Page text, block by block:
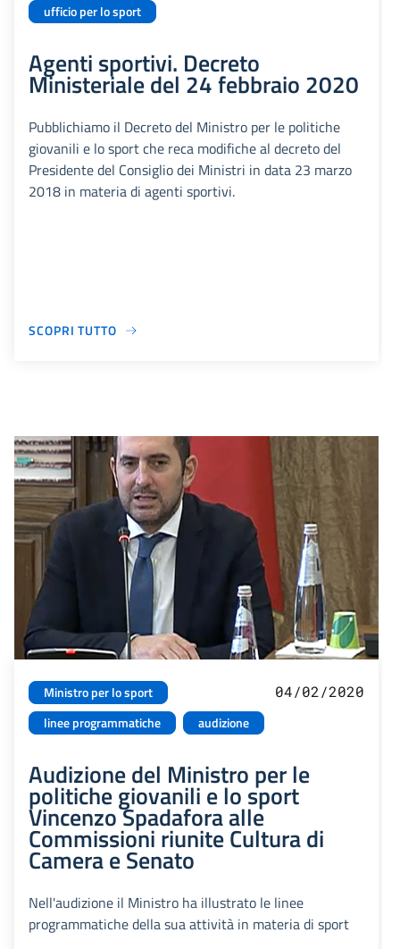
ufficio per lo sport
Agenti sportivi. Decreto
Ministeriale del 24 febbraio 2020
Pubblichiamo il Decreto del Ministro per le politiche
giovanili e lo sport che reca modifiche al decreto del
Presidente del Consiglio dei Ministri in data 23 marzo
2018 in materia di agenti sportivi.
SCOPRI TUTTO
Ministro per lo sport
linee programmatiche
audizione
04/02/2020
Audizione del Ministro per le
politiche giovanili e lo sport
Vincenzo Spadafora alle
Commissioni riunite Cultura di
Camera e Senato
Nell'audizione il Ministro ha illustrato le linee
programmatiche della sua attività in materia di sport